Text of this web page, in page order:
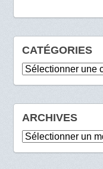
CATÉGORIES
Catégories
ARCHIVES
Archives